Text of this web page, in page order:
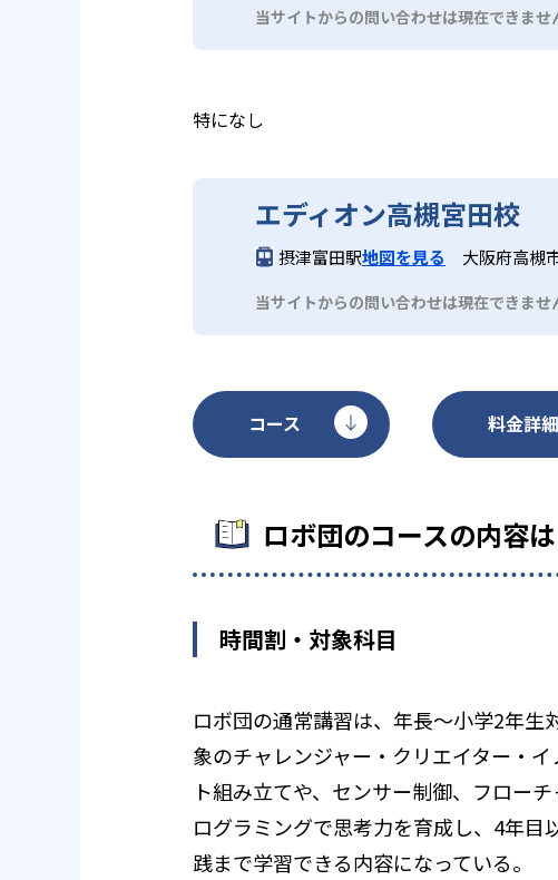
当サイトからの問い合わせは現在できませ
特になし
エディオン高槻宮田校
摂津富田駅地図を見る 大阪府高槻
当サイトからの問い合わせは現在できませ
コース 料金詳細
ロボ団のコースの内容
時間割・対象科目
ロボ団の通常講習は、年長～小学2年
象のチャレンジャー・クリエイター・
ト組み立てや、センサー制御、フロー
ログラミングで思考力を育成し、4年
践まで学習できる内容になっている。